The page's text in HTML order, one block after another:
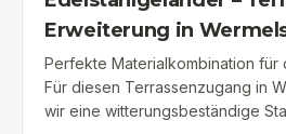
Ärmel oder Taschen am
wichtiges Plus für Ergonomie und
Erweiterung in
Perfekte Materialkombination für
Für diesen Terrassenzugang in
wir eine witterungsbeständige